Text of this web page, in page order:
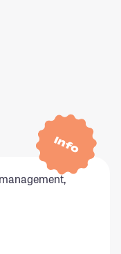
Info